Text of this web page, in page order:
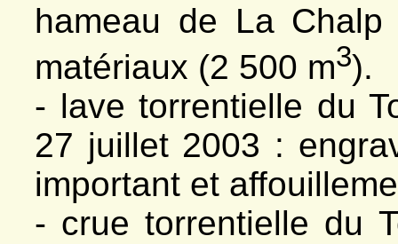
hameau de La
matériaux (2 500 m3).
- lave torrentielle du
27 juillet 2003 :
important et
- crue torrentielle du